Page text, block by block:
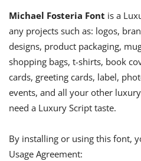
Michael Fosteria Font is a
any projects such as: logos,
designs, product packaging,
shopping bags, t-shirts, book
cards, greeting cards, label,
events, and all your other
need a Luxury Script taste.
By installing or using this font,
Usage Agreement: